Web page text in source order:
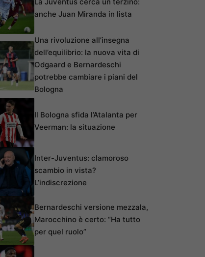
La Juventus cerca un terzino:
anche Juan Miranda in lista
Una rivoluzione all’insegna
dell’equilibrio: la nuova vita di
Odgaard e Bernardeschi
potrebbe cambiare i piani del
Bologna
Il Bologna sfida l’Atalanta per
Veerman: la situazione
Inter-Juventus: clamoroso
scambio in vista?
L’indiscrezione
Bernardeschi versione mezzala,
Marocchino è certo: “Ha tutto
per quel ruolo”